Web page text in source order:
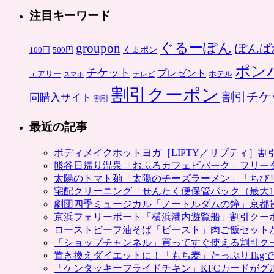
注目キーワード
100円 500円 groupon くまポン ぐるーぽん ぽんぱ
ェアリー スマホ チケット テレビ プレゼント ホテル ポン
同購入サイト 割引 割引クーポン 割引チケ
最近の記事
ボディメイクホットヨガ［LIPTY／リプティ］割
熊谷日帰り温泉「おふろカフェビバーク」フリ
太陽のトマト麺「太陽のチーズラーメン」「ち
宅配クリーニング「せんたく便保管パック（最
劇団四季ミュージカル「ノートルダムの鐘」京
京浜フェリーボート「横浜港内遊覧船」割引ク
ローストビーフ油そば「ビースト」肉ご飯セッ
「ショップチャンネル」買ってすぐ使える割引ク
置き換えダイエットに！「もち麦」たっぷり1kg
「ケンタッキーフライドチキン」KFCカードがグ